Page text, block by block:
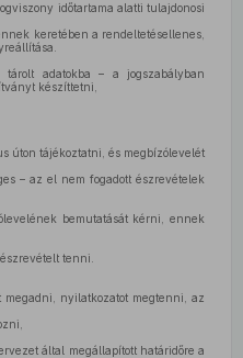
időtartama alatti tulajdonosi
keretében a rendeltetésellenes,
tárolt adatokba – a jogszabályban
készíttetni,
úton tájékoztatni, és megbízólevelét
– az el nem fogadott észrevételek
bemutatását kérni, ennek
tenni.
nyilatkozatot megtenni, az
által megállapított határidőre a